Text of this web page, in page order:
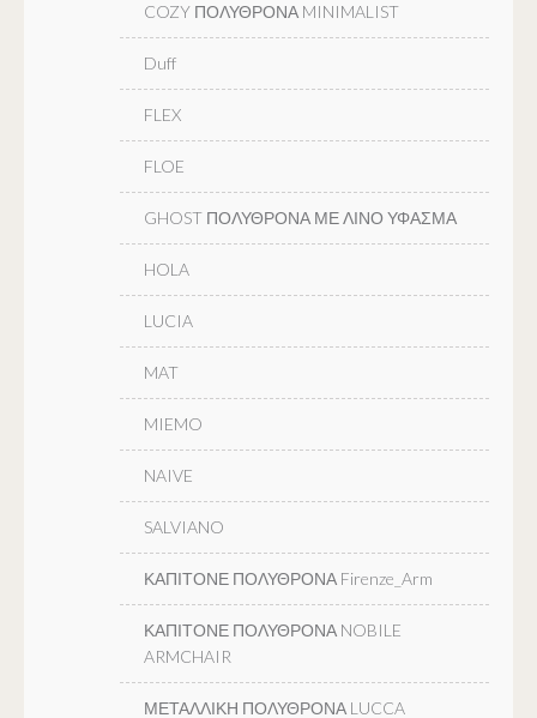
COZY ΠΟΛΥΘΡΟΝΑ MINIMALIST
Duff
FLEX
FLOE
GHOST ΠΟΛΥΘΡΟΝΑ ΜΕ ΛΙΝΟ ΥΦΑΣΜΑ
HOLA
LUCIA
MAT
MIEMO
NAIVE
SALVIANO
ΚΑΠΙΤΟΝΕ ΠΟΛΥΘΡΟΝΑ Firenze_Arm
ΚΑΠΙΤΟΝΕ ΠΟΛΥΘΡΟΝΑ NOBILE
ARMCHAIR
ΜΕΤΑΛΛΙΚΗ ΠΟΛΥΘΡΟΝΑ LUCCA